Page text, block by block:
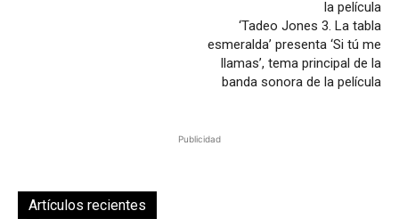
‘Tadeo Jones 3. La tabla
esmeralda’ presenta ‘Si tú me
llamas’, tema principal de la
banda sonora de la película
Publicidad
Artículos recientes